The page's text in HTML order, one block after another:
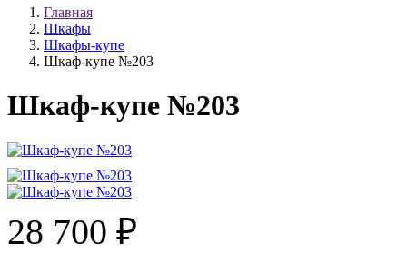
Главная
Шкафы
Шкафы-купе
Шкаф-купе №203
Шкаф-купе №203
28 700 ₽